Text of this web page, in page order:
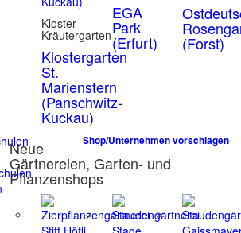
Kloster-
Kräutergarten
Klostergarten
St.
Marienstern
(Panschwitz-
Kuckau)
EGA
Park
(Erfurt) (Forst)
Shop/Unternehmen vorschlagen
Neue
Gärtnereien, Garten- und
Pflanzenshops